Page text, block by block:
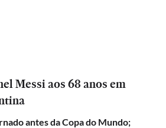
Messi aos 68 anos em
antes da Copa do Mundo;